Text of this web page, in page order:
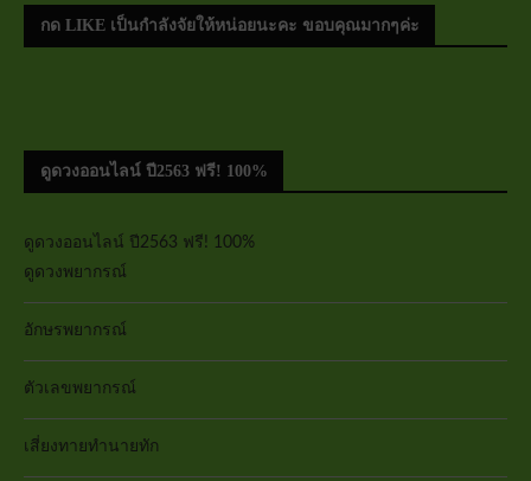
กด LIKE เป็นกำลังจัยให้หน่อยนะคะ ขอบคุณมากๆค่ะ
ดูดวงออนไลน์ ปี2563 ฟรี! 100%
ดูดวงออนไลน์ ปี2563 ฟรี! 100%
ดูดวงพยากรณ์
อักษรพยากรณ์
ตัวเลขพยากรณ์
เสี่ยงทายทำนายทัก